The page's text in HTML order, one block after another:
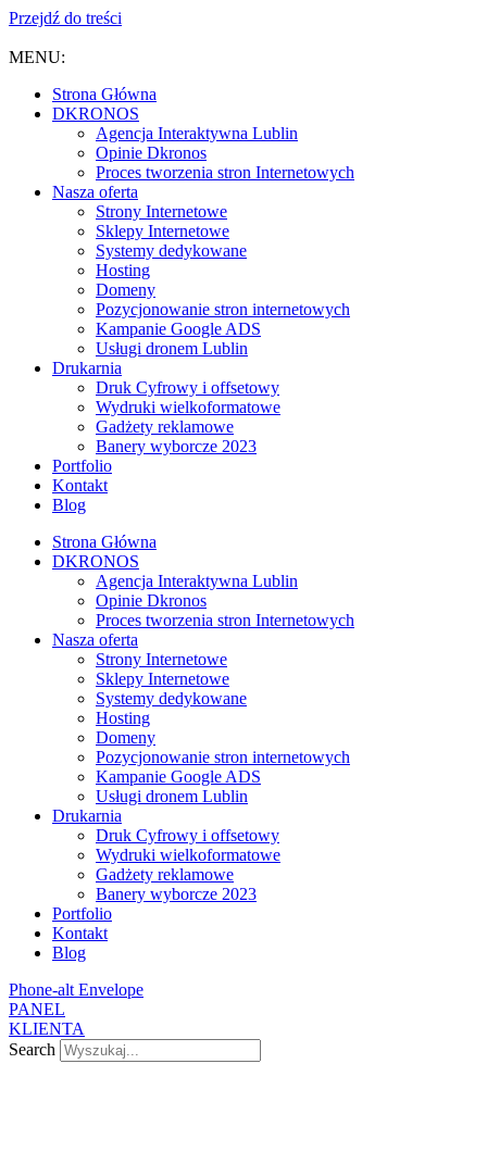
Przejdź do treści
MENU:
Strona Główna
DKRONOS
️Agencja Interaktywna Lublin
Opinie Dkronos
Proces tworzenia stron Internetowych
Nasza oferta
Strony Internetowe
Sklepy Internetowe
Systemy dedykowane
Hosting
Domeny
Pozycjonowanie stron internetowych
Kampanie Google ADS
Usługi dronem Lublin
Drukarnia
Druk Cyfrowy i offsetowy
Wydruki wielkoformatowe
Gadżety reklamowe
Banery wyborcze 2023
Portfolio
Kontakt
Blog
Strona Główna
DKRONOS
️Agencja Interaktywna Lublin
Opinie Dkronos
Proces tworzenia stron Internetowych
Nasza oferta
Strony Internetowe
Sklepy Internetowe
Systemy dedykowane
Hosting
Domeny
Pozycjonowanie stron internetowych
Kampanie Google ADS
Usługi dronem Lublin
Drukarnia
Druk Cyfrowy i offsetowy
Wydruki wielkoformatowe
Gadżety reklamowe
Banery wyborcze 2023
Portfolio
Kontakt
Blog
Phone-alt Envelope
PANEL
KLIENTA
Search